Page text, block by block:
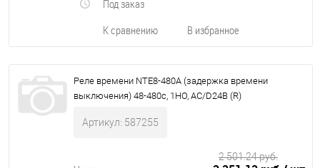
К сравнению В избранное
Под заказ
Реле времени NTE8-480А (задержка времени
выключения) 48-480с, 1НО, AC/D24В (R)
Артикул: 587255
2 501.24 руб.